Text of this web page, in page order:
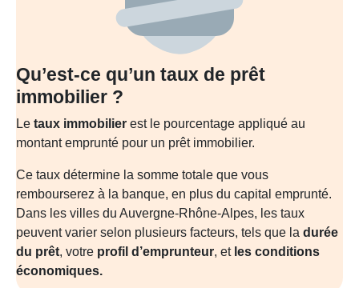
Qu’est-ce qu’un taux de prêt
immobilier ?
Le taux immobilier est le pourcentage appliqué au
montant emprunté pour un prêt immobilier.
Ce taux détermine la somme totale que vous
rembourserez à la banque, en plus du capital emprunté.
Dans les villes du Auvergne-Rhône-Alpes, les taux
peuvent varier selon plusieurs facteurs, tels que la durée
du prêt, votre profil d’emprunteur, etles conditions
économiques.